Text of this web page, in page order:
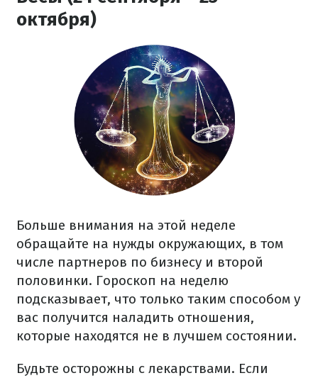
октября)
Больше внимания на этой неделе
обращайте на нужды окружающих, в том
числе партнеров по бизнесу и второй
половинки. Гороскоп на неделю
подсказывает, что только таким способом у
вас получится наладить отношения,
которые находятся не в лучшем состоянии.
Будьте осторожны с лекарствами. Если